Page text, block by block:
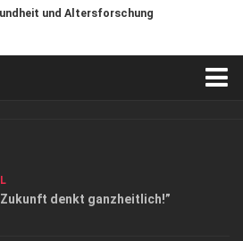
und Altersforschung
Ostsachsen
denkt ganzheitlich!”